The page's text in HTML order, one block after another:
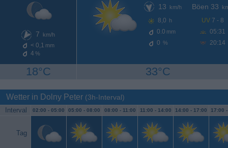
7 km/h
< 0,1 mm
4 %
18°C
13
km/h
8,0 h
0.0 mm
0 %
Böen 33
UV 7 - 8
05:31
20:14
33°C
Wetter in Dolny Peter (3h-Interval)
Interval 02:00 - 05:00 05:00 - 08:00 08:00 - 11:00 11:00 - 14:00 14:00 - 17:00 17:00
Tag